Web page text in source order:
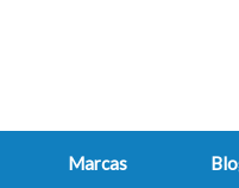
Marcas